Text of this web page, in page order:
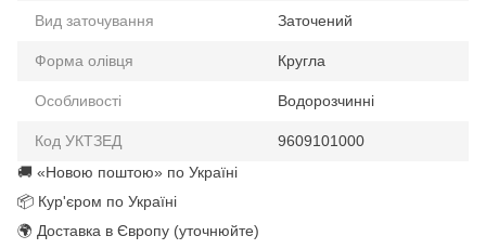
Вид заточування Заточений
Форма олівця Кругла
Особливості Водорозчинні
Код УКТЗЕД
9609101000
🚚 «Новою поштою» по Україні
📦 Кур'єром по Україні
🌍 Доставка в Європу (уточнюйте)